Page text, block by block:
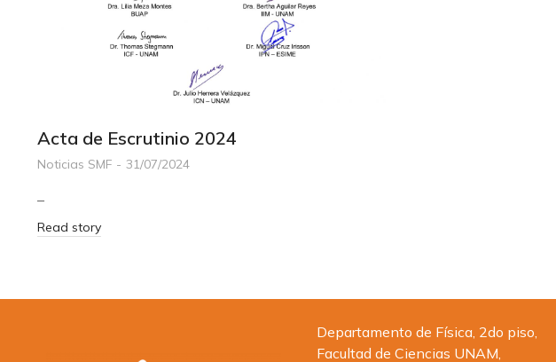
Acta de Escrutinio 2024
Noticias SMF 31/07/2024
–
Read story
Departamento de Física, 2do piso,
Facultad de Ciencias UNAM,